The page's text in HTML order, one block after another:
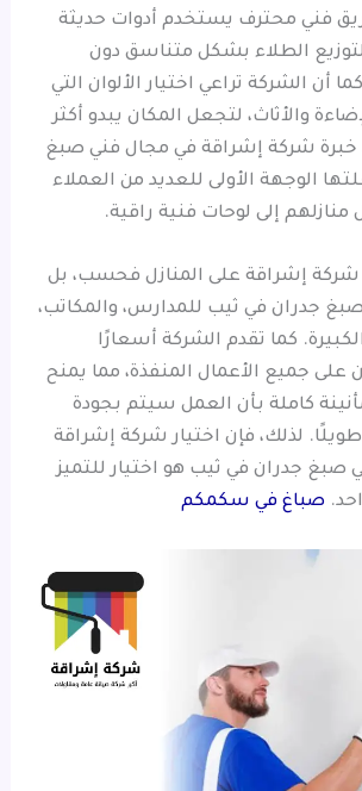
فني محترف يستخدم أدوات حديثة
الطلاء بشكل متناسق دون
أن الشركة تراعي اختيار الألوان التي
والأثاث، لتجعل المكان يبدو أكثر
خبرة شركة إشراقة في مجال فني صبغ
الوجهة الأولى للعديد من العملاء
منازلهم إلى لوحات فنية راقية.
شركة إشراقة على المنازل فحسب، بل
جدران في ثيب للمدارس، والمكاتب،
كما تقدم الشركة أسعارًا
جميع الأعمال المنفذة، مما يمنح
كاملة بأن العمل سيتم بجودة
طويلًا. لذلك، فإن اختيار شركة إشراقة
صبغ جدران في ثيب هو اختيار للتميز
صباغ في سكمكم